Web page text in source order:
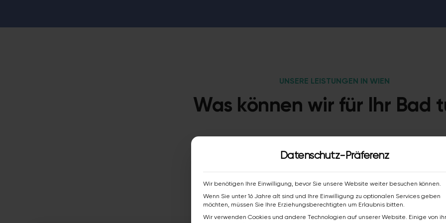
UNSERE LEISTUNGEN IN WIEN
Was können wir für Ihr Bad
Von der kleinen Reparatur bis zur kompletten Badsanierung –
Wien bietet alle Leistungen aus einer Hand. Zum Festpreis
Datenschutz-Präferenz
Wir benötigen Ihre Einwilligung, bevor Sie unsere Website weiter besuchen können.
Wenn Sie unter 16 Jahre alt sind und Ihre Einwilligung zu optionalen Services geben
möchten, müssen Sie Ihre Erziehungsberechtigten um Erlaubnis bitten.
Wir verwenden Cookies und andere Technologien auf unserer Website. Einige von